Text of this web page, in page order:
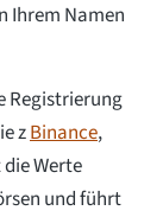
Ihrem Namen
Registrierung
zBinance,
Werte
und führt